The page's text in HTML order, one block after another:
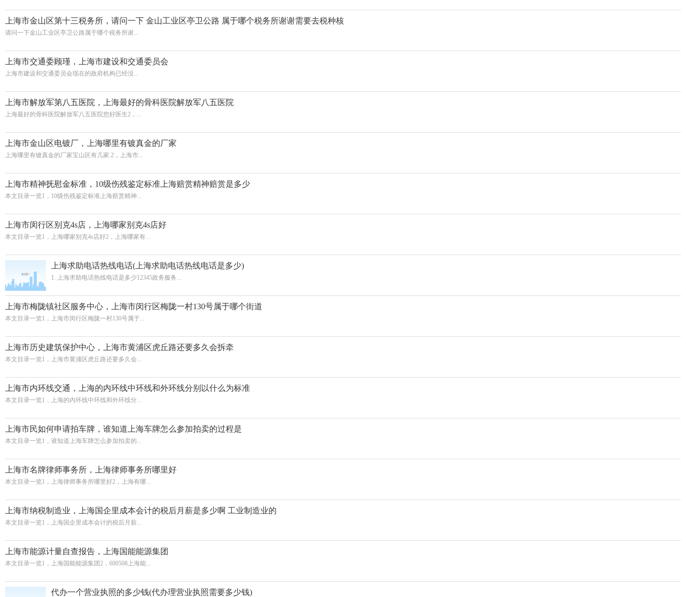
上海市金山区第十三税务所，请问一下 金山工业区亭卫公路 属于哪个税务所谢谢需要去税种核
请问一下金山工业区亭卫公路属于哪个税务所谢...
上海市交通委顾瑾，上海市建设和交通委员会
上海市建设和交通委员会现在的政府机构已经没...
上海市解放军第八五医院，上海最好的骨科医院解放军八五医院
上海最好的骨科医院解放军八五医院您好医生2，...
上海市金山区电镀厂，上海哪里有镀真金的厂家
上海哪里有镀真金的厂家宝山区有几家.2，上海市...
上海市精神抚慰金标准，10级伤残鉴定标准上海赔赏精神赔赏是多少
本文目录一览1，10级伤残鉴定标准上海赔赏精神...
上海市闵行区别克4s店，上海哪家别克4s店好
本文目录一览1，上海哪家别克4s店好2，上海哪家有...
上海求助电话热线电话(上海求助电话热线电话是多少)
1. 上海求助电话热线电话是多少12345政务服务...
上海市梅陇镇社区服务中心，上海市闵行区梅陇一村130号属于哪个街道
本文目录一览1，上海市闵行区梅陇一村130号属于...
上海市历史建筑保护中心，上海市黄浦区虎丘路还要多久会拆牵
本文目录一览1，上海市黄浦区虎丘路还要多久会...
上海市内环线交通，上海的内环线中环线和外环线分别以什么为标准
本文目录一览1，上海的内环线中环线和外环线分...
上海市民如何申请拍车牌，谁知道上海车牌怎么参加拍卖的过程是
本文目录一览1，谁知道上海车牌怎么参加拍卖的...
上海市名牌律师事务所，上海律师事务所哪里好
本文目录一览1，上海律师事务所哪里好2，上海有哪...
上海市纳税制造业，上海国企里成本会计的税后月薪是多少啊 工业制造业的
本文目录一览1，上海国企里成本会计的税后月薪...
上海市能源计量自查报告，上海国能能源集团
本文目录一览1，上海国能能源集团2，600508上海能...
代办一个营业执照的多少钱(代办理营业执照需要多少钱)